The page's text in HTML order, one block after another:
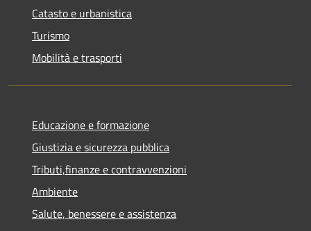
Catasto e urbanistica
Turismo
Mobilità e trasporti
Educazione e formazione
Giustizia e sicurezza pubblica
Tributi,finanze e contravvenzioni
Ambiente
Salute, benessere e assistenza